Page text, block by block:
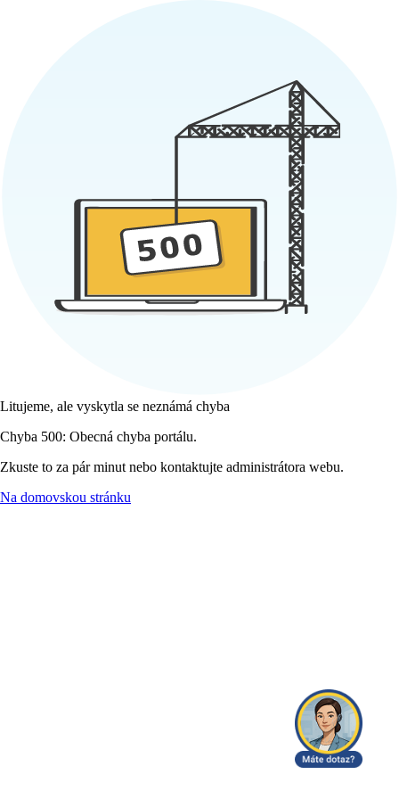
Litujeme, ale vyskytla se neznámá chyba
Chyba 500: Obecná chyba portálu.
Zkuste to za pár minut nebo kontaktujte administrátora webu.
Na domovskou stránku